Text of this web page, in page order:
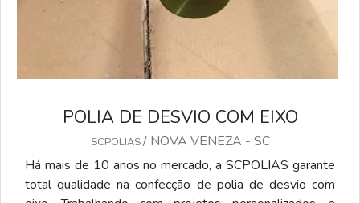
POLIA DE DESVIO COM EIXO
SCPOLIAS/ NOVA VENEZA - SC
Há mais de 10 anos no mercado, a SCPOLIAS garante
total qualidade na confecção de polia de desvio com